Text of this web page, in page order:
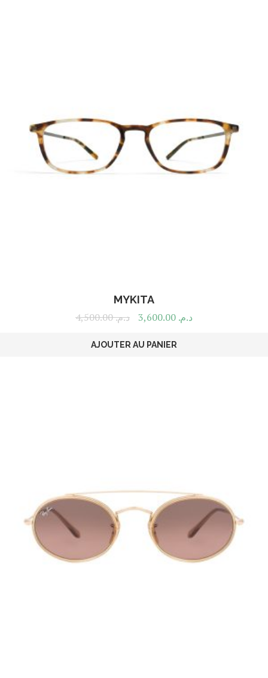
MYKITA
د.م.4,500.00 د.م.
AJOUTER AU PANIER